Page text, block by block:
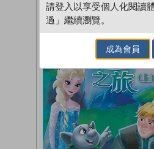
請登入以享受個人化閱讀
過」繼續瀏覽。
成為會員